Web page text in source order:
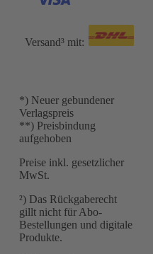
Versand³ mit:
*) Neuer gebundener
Verlagspreis
**) Preisbindung
aufgehoben
Preise inkl. gesetzlicher
MwSt.
²) Das Rückgaberecht
gillt nicht für Abo-
Bestellungen und digitale
Produkte.